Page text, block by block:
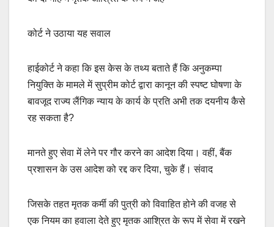
कोर्ट ने उठाया यह सवाल
हाईकोर्ट ने कहा कि इस केस के तथ्य बताते हैं कि अनुकम्पा
नियुक्ति के मामले में सुप्रीम कोर्ट द्वारा कानून की स्पष्ट घोषणा के
बावजूद राज्य लैंगिक न्याय के कार्य के प्रति अभी तक दयनीय कैसे
रह सकता है?
मानते हुए सेवा में लेने पर गौर करने का आदेश दिया। वहीं, बैंक
प्रशासन के उस आदेश को रद्द कर दिया, चुके हैं। संवाद
जिसके तहत मृतक कर्मी की पुत्री को विवाहित होने की वजह से
एक नियम का हवाला देते हुए मृतक आश्रित के रूप में सेवा में रखने